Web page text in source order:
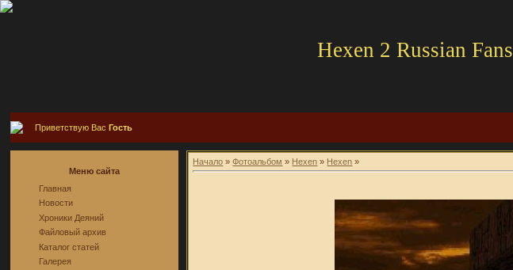
Hexen 2 Russian Fans
Приветствую ВасГость
Меню сайта
Главная
Новости
Хроники Деяний
Файловый архив
Каталог статей
Галерея
Начало »Фотоальбом » Hexen » Hexen »